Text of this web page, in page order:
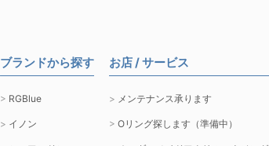
ブランドから探す
RGBlue
イノン
お店 / サービス
メンテナンス承ります
Oリング探します（準備中）